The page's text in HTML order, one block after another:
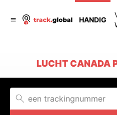
HANDIG
LUCHT CANADA